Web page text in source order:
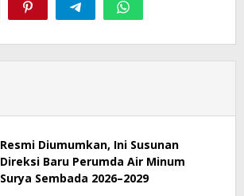
Resmi Diumumkan, Ini Susunan
Direksi Baru Perumda Air Minum
Surya Sembada 2026–2029